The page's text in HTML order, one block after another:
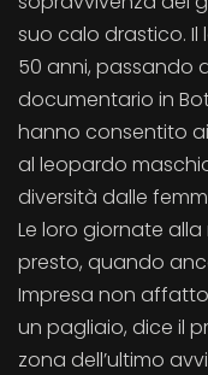
suo calo drastico. Il
50 anni, passando
documentario in
hanno consentito
al leopardo
diversità dalle
Le loro giornate
presto, quando
Impresa non
un pagliaio, dice il
zona dell’ultimo